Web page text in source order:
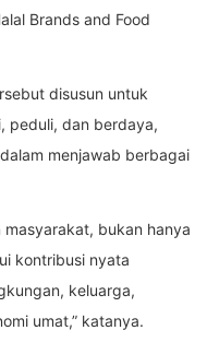
Brands and Food
disusun untuk
peduli, dan berdaya,
menjawab berbagai
masyarakat, bukan hanya
kontribusi nyata
keluarga,
umat,” katanya.